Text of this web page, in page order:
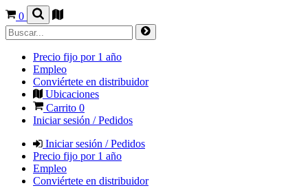
0
Precio fijo por 1 año
Empleo
Conviértete en distribuidor
Ubicaciones
Carrito 0
Iniciar sesión / Pedidos
Iniciar sesión / Pedidos
Precio fijo por 1 año
Empleo
Conviértete en distribuidor